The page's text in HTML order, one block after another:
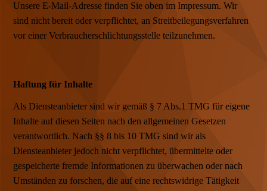
Unsere E-Mail-Adresse finden Sie oben im Impressum. Wir
sind nicht bereit oder verpflichtet, an Streitbeilegungsverfahren
vor einer Verbraucherschlichtungsstelle teilzunehmen.
Haftung für Inhalte
Als Diensteanbieter sind wir gemäß § 7 Abs.1 TMG für eigene
Inhalte auf diesen Seiten nach den allgemeinen Gesetzen
verantwortlich. Nach §§ 8 bis 10 TMG sind wir als
Diensteanbieter jedoch nicht verpflichtet, übermittelte oder
gespeicherte fremde Informationen zu überwachen oder nach
Umständen zu forschen, die auf eine rechtswidrige Tätigkeit